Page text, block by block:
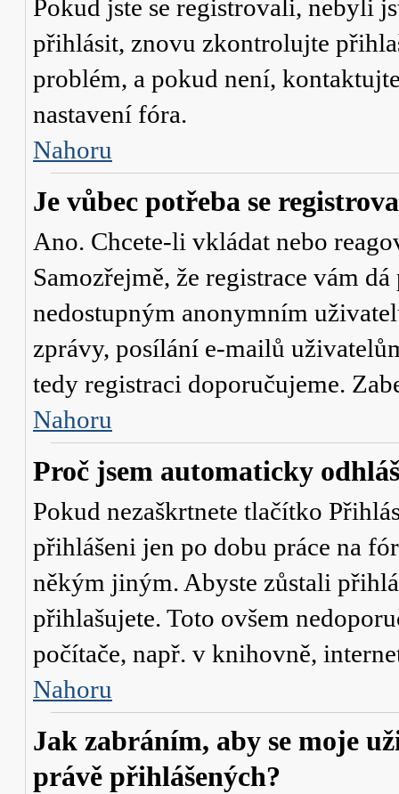
Pokud jste se registrovali, nebyli
přihlásit, znovu zkontrolujte
problém, a pokud není,
nastavení fóra.
Nahoru
Je vůbec potřeba se
Ano. Chcete-li vkládat nebo
Samozřejmě, že registrace vám
nedostupným anonymním
zprávy, posílání e-mailů
tedy registraci doporučujeme.
Nahoru
Proč jsem automaticky
Pokud nezaškrtnete tlačítko
přihlášeni jen po dobu práce na
někým jiným. Abyste zůstali
přihlašujete. Toto ovšem
počítače, např. v knihovně,
Nahoru
Jak zabráním, aby se moje
právě přihlášených?